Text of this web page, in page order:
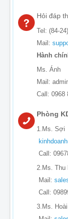
Hỏi đáp
Tel: (84-
Mail:
Hành
Ms. Ánh
Mail:
Call: 0968
Phòng
1.Ms. Sợi
Call:
2.Ms. Thu
Mail:
Call:
3.Ms. Hoài